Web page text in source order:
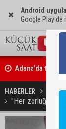
Android
Google Play'de
Adana’da
Adana’da
internet erişimi
HABERLER
"Her zorluğu